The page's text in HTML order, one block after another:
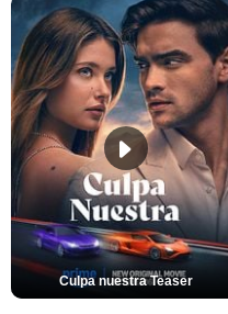
Culpa nuestra Teaser